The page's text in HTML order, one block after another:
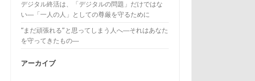
デジタル終活は、「デジタルの問題」だけではな
い―「一人の人」としての尊厳を守るために
“まだ頑張れる”と思ってしまう人へ―それはあなた
を守ってきたもの―
アーカイブ